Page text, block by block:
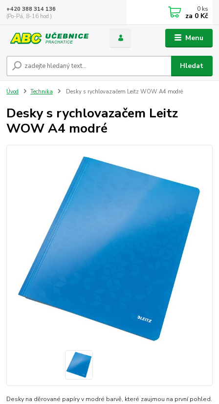
Menu
Hledat
+420 388 314 136
(Po-Pá, 8-16 hod.)
0 ks
za 0 Kč
Úvod Technika Desky s rychlovazačem Leitz WOW A4 modré
Desky s rychlovazačem Leitz
WOW A4 modré
Desky na děrované papíry v modré barvě, které zaujmou na první pohled.